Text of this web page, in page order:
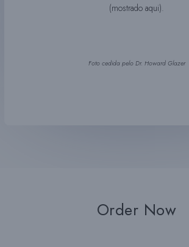
(mostrado aqui).
Foto cedida pelo Dr. Howard Glazer
Order Now